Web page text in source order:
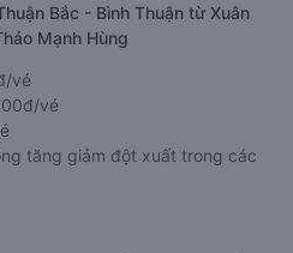
Bắc - Bình Thuận từ Xuân
Mạnh Hùng
vé
vé
tăng giảm đột xuất trong các